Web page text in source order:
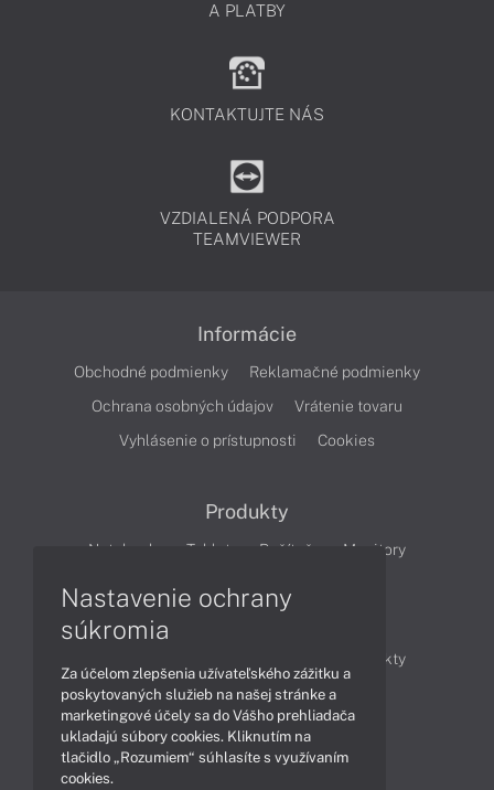
A PLATBY
KONTAKTUJTE NÁS
VZDIALENÁ PODPORA
TEAMVIEWER
Informácie
Obchodné podmienky
Reklamačné podmienky
Ochrana osobných údajov
Vrátenie tovaru
Vyhlásenie o prístupnosti
Cookies
Produkty
Notebooky Tablety Počítače Monitory
Produkty
Technológie
Videá
Obsah
Nastavenie ochrany
súkromia
Za účelom zlepšenia užívateľského zážitku a
poskytovaných služieb na našej stránke a
marketingové účely sa do Vášho prehliadača
ukladajú súbory cookies. Kliknutím na
tlačidlo „Rozumiem“ súhlasíte s využívaním
cookies.